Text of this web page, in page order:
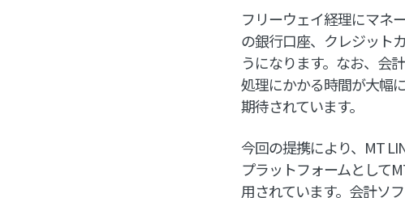
フリーウェイ経理にマネ
の銀行口座、クレジット
うになります。なお、会
処理にかかる時間が大幅
期待されています。
今回の提携により、MT
プラットフォームとして
用されています。会計ソ